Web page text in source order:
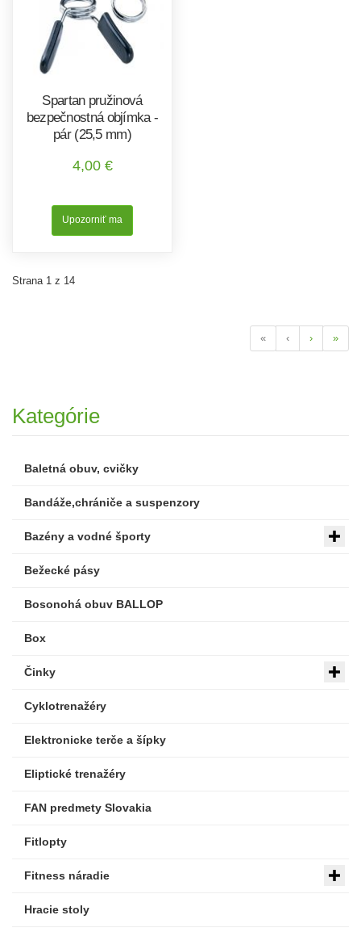
Spartan pružinová
bezpečnostná objímka -
pár (25,5 mm)
4,00 €
Upozorniť ma
Strana 1 z 14
« ‹ › »
Kategórie
Baletná obuv, cvičky
Bandáže,chrániče a suspenzory
Bazény a vodné športy
Bežecké pásy
Bosonohá obuv BALLOP
Box
Činky
Cyklotrenažéry
Elektronicke terče a šípky
Eliptické trenažéry
FAN predmety Slovakia
Fitlopty
Fitness náradie
Hracie stoly